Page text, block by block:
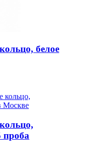
белое
проба